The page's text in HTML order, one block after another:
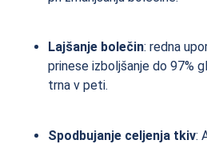
Lajšanje bolečin: redna
prinese izboljšanje do 97%
trna v peti.
Spodbujanje celjenja tkiv: